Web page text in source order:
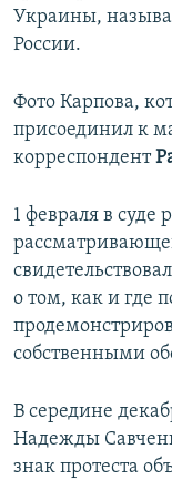
Украины,
России.
Фото Карпова,
присоединил к
корреспондент
1 февраля в суде
о том, как и где
собственными
В середине
Надежды
знак протеста